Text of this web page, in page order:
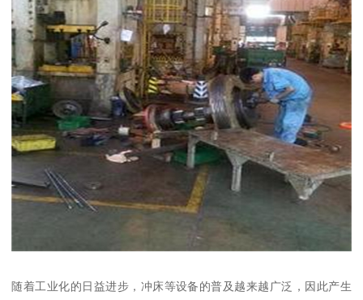
随着工业化的日益进步，冲床等设备的普及越来越广泛，因此产生